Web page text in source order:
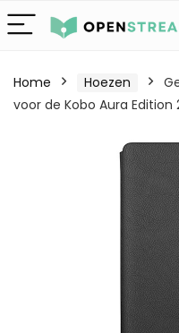
Home Hoezen
voor de Kobo Aura Edition